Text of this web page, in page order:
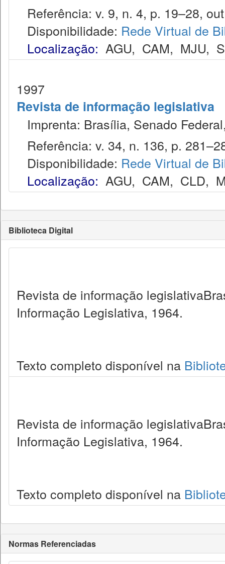
Referência: v. 9, n. 4, p. 19–28,
Disponibilidade: Rede Virtual de
Localização: AGU, CAM, MJU,
1997
Revista de informação legislativa
Imprenta: Brasília, Senado
Referência: v. 34, n. 136, p.
Disponibilidade: Rede Virtual de
Localização: AGU, CAM, CLD,
Biblioteca Digital
Revista de informação
Informação Legislativa, 1964.
Texto completo disponível na
Revista de informação
Informação Legislativa, 1964.
Texto completo disponível na
Normas Referenciadas